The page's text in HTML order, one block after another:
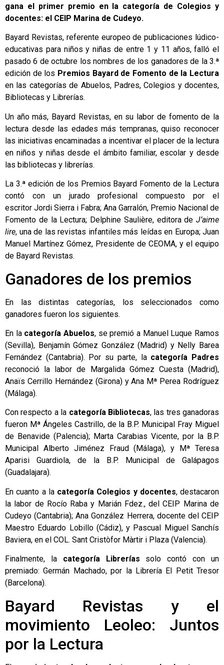
gana el primer premio en la categoría de Colegios y
docentes: el CEIP Marina de Cudeyo.
Bayard Revistas, referente europeo de publicaciones lúdico-
educativas para niños y niñas de entre 1 y 11 años, falló el
pasado 6 de octubre los nombres de los ganadores de la 3.ª
edición de los Premios Bayard de Fomento de la Lectura
en las categorías de Abuelos, Padres, Colegios y docentes,
Bibliotecas y Librerías.
Un año más, Bayard Revistas, en su labor de fomento de la
lectura desde las edades más tempranas, quiso reconocer
las iniciativas encaminadas a incentivar el placer de la lectura
en niños y niñas desde el ámbito familiar, escolar y desde
las bibliotecas y librerías.
La 3.ª edición de los Premios Bayard Fomento de la Lectura
contó con un jurado profesional compuesto por el
escritor Jordi Sierra i Fabra; Ana Garralón, Premio Nacional de
Fomento de la Lectura; Delphine Saulière, editora de J’aime
lire, una de las revistas infantiles más leídas en Europa; Juan
Manuel Martínez Gómez, Presidente de CEOMA, y el equipo
de Bayard Revistas.
Ganadores de los premios
En las distintas categorías, los seleccionados como
ganadores fueron los siguientes.
En la categoría Abuelos, se premió a Manuel Luque Ramos
(Sevilla), Benjamín Gómez González (Madrid) y Nelly Barea
Fernández (Cantabria). Por su parte, la categoría Padres
reconoció la labor de Margalida Gómez Cuesta (Madrid),
Anaïs Cerrillo Hernández (Girona) y Ana Mª Perea Rodríguez
(Málaga).
Con respecto a la categoría Bibliotecas, las tres ganadoras
fueron Mª Ángeles Castrillo, de la B.P. Municipal Fray Miguel
de Benavide (Palencia); Marta Carabias Vicente, por la B.P.
Municipal Alberto Jiménez Fraud (Málaga), y Mª Teresa
Aparisi Guardiola, de la B.P. Municipal de Galápagos
(Guadalajara).
En cuanto a la categoría Colegios y docentes, destacaron
la labor de Rocío Raba y Marián Fdez., del CEIP Marina de
Cudeyo (Cantabria); Ana González Herrera, docente del CEIP
Maestro Eduardo Lobillo (Cádiz), y Pascual Miguel Sanchís
Baviera, en el COL. Sant Cristòfor Màrtir i Plaza (Valencia).
Finalmente, la categoría Librerías solo contó con un
premiado: Germán Machado, por la Librería El Petit Tresor
(Barcelona).
Bayard Revistas y el
movimiento Leoleo: Juntos
por la Lectura